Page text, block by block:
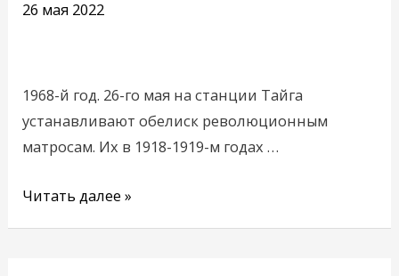
26 мая 2022
1968-й год. 26-го мая на станции Тайга
устанавливают обелиск революционным
матросам. Их в 1918-1919-м годах …
Читать далее »